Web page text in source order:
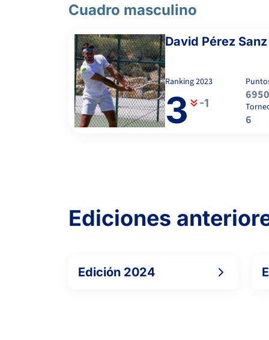
Cuadro masculino
David Pérez Sanz
Ranking2023
3 -1
6950
6
Ediciones
Edición 2024